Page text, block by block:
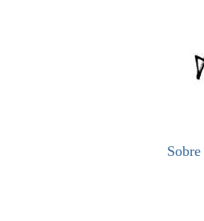
Sobre